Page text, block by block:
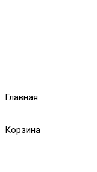
Главная
Корзина